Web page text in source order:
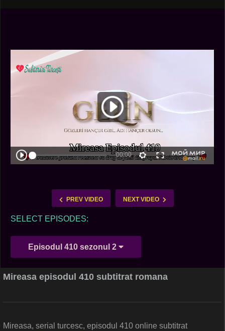
PREV VIDEO NEXT VIDEO
SELECT EPISODES:
Episodul 410 sezonul 2
Mireasa episodul 410 subtitrat romana
Mireasa, serial turcesc, episodul 410 online subtitrat